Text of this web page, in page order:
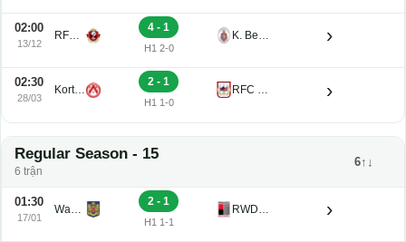
02:00
13/12
RFC Seraing Reserve U21
4 - 1
H1 2-0
K. Beerschot V.A. Reserve U21 ›
02:30
28/03
Kortrijk U21
2 - 1
H1 1-0
RFC de Liege U21 ›
Regular Season - 15
6 trận
6↑↓
01:30
17/01
Waasland-Beveren U21
2 - 1
H1 1-1
RWDM U21 ›